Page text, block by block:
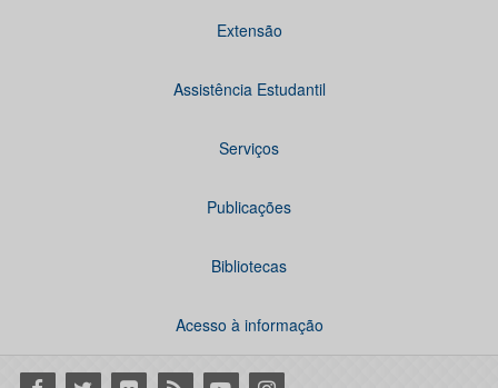
Extensão
Assistência Estudantil
Serviços
Publicações
Bibliotecas
Acesso à informação